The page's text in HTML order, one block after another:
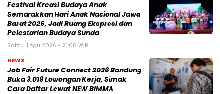
Festival Kreasi Budaya Anak
Semarakkan Hari Anak Nasional Jawa
Barat 2026, Jadi Ruang Ekspresi dan
Pelestarian Budaya Sunda
Sabtu, 1 Agu 2026 - 21:06 WIB
NEWS
Job Fair Future Connect 2026 Bandung
Buka 3.019 Lowongan Kerja, Simak
Cara Daftar Lewat NEW BIMMA